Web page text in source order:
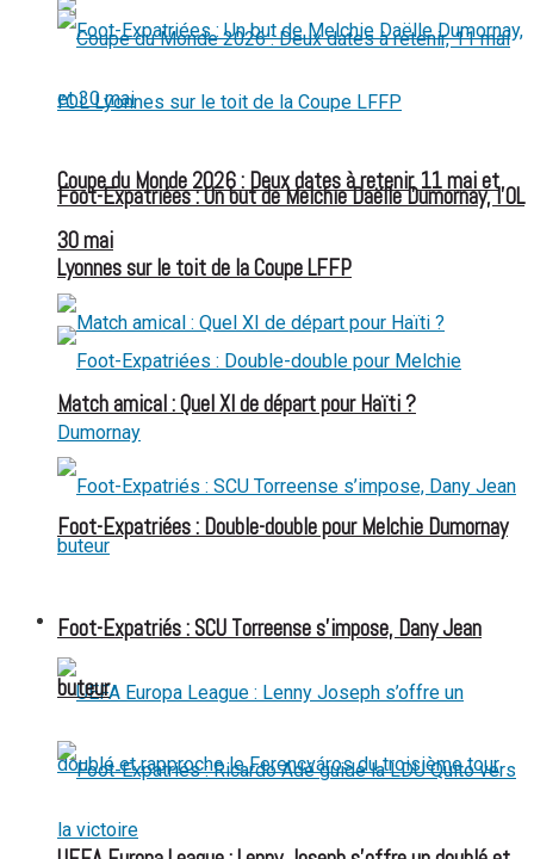
Foot-Expatriées : Un but de Melchie Daëlle Dumornay, l’OL
Lyonnes sur le toit de la Coupe LFFP
Foot-Expatriées : Double-double pour Melchie Dumornay
FOOT EXPATRIÉS
Coupe du Monde 2026 : Deux dates à retenir, 11 mai et
30 mai
Match amical : Quel XI de départ pour Haïti ?
Foot-Expatriés : SCU Torreense s’impose, Dany Jean
buteur